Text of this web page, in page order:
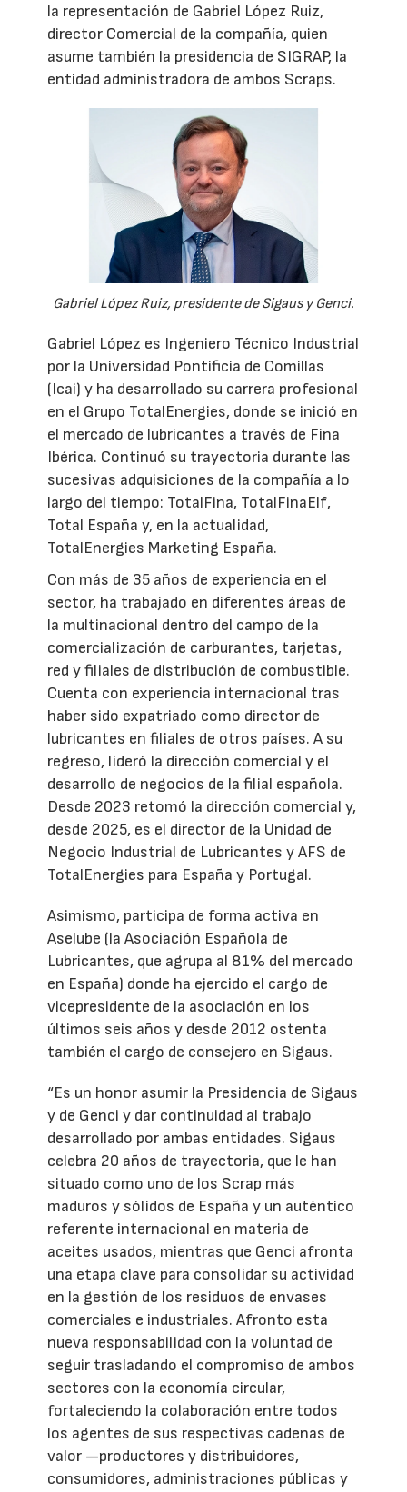
la representación de Gabriel López Ruiz,
director Comercial de la compañía, quien
asume también la presidencia de SIGRAP, la
entidad administradora de ambos Scraps.
Gabriel López Ruiz, presidente de Sigaus y Genci.
Gabriel López es Ingeniero Técnico Industrial
por la Universidad Pontificia de Comillas
(Icai) y ha desarrollado su carrera profesional
en el Grupo TotalEnergies, donde se inició en
el mercado de lubricantes a través de Fina
Ibérica. Continuó su trayectoria durante las
sucesivas adquisiciones de la compañía a lo
largo del tiempo: TotalFina, TotalFinaElf,
Total España y, en la actualidad,
TotalEnergies Marketing España.
Con más de 35 años de experiencia en el
sector, ha trabajado en diferentes áreas de
la multinacional dentro del campo de la
comercialización de carburantes, tarjetas,
red y filiales de distribución de combustible.
Cuenta con experiencia internacional tras
haber sido expatriado como director de
lubricantes en filiales de otros países. A su
regreso, lideró la dirección comercial y el
desarrollo de negocios de la filial española.
Desde 2023 retomó la dirección comercial y,
desde 2025, es el director de la Unidad de
Negocio Industrial de Lubricantes y AFS de
TotalEnergies para España y Portugal.
Asimismo, participa de forma activa en
Aselube (la Asociación Española de
Lubricantes, que agrupa al 81% del mercado
en España) donde ha ejercido el cargo de
vicepresidente de la asociación en los
últimos seis años y desde 2012 ostenta
también el cargo de consejero en Sigaus.
“Es un honor asumir la Presidencia de Sigaus
y de Genci y dar continuidad al trabajo
desarrollado por ambas entidades. Sigaus
celebra 20 años de trayectoria, que le han
situado como uno de los Scrap más
maduros y sólidos de España y un auténtico
referente internacional en materia de
aceites usados, mientras que Genci afronta
una etapa clave para consolidar su actividad
en la gestión de los residuos de envases
comerciales e industriales. Afronto esta
nueva responsabilidad con la voluntad de
seguir trasladando el compromiso de ambos
sectores con la economía circular,
fortaleciendo la colaboración entre todos
los agentes de sus respectivas cadenas de
valor —productores y distribuidores,
consumidores, administraciones públicas y